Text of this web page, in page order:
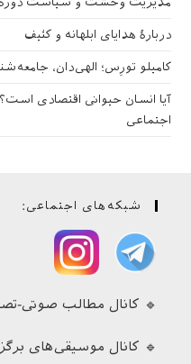
دربارهٔ هدایای ابلهانه و کثیف
کامیلو تورِس؛ الهی‌دان،
آیا انسان حیوانی اقتصادی
اجتماعی
شبکه‌های اجتماعی:
🔹 کانال مطالب صوتی-
🔹 کانال موسیقی‌های